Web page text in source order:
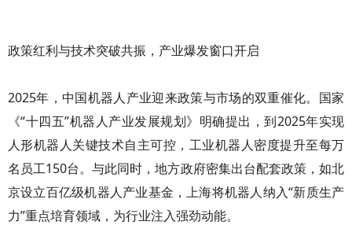
政策红利与技术突破共振，产业爆发窗口开启
2025年，中国机器人产业迎来政策与市场的双重催化。国家
《“十四五”机器人产业发展规划》明确提出，到2025年实现
人形机器人关键技术自主可控，工业机器人密度提升至每万
名员工150台。与此同时，地方政府密集出台配套政策，如北
京设立百亿级机器人产业基金，上海将机器人纳入“新质生产
力”重点培育领域，为行业注入强劲动能。